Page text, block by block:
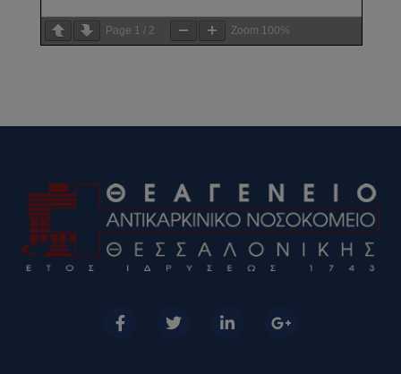
Page 1 / 2 Zoom 100%